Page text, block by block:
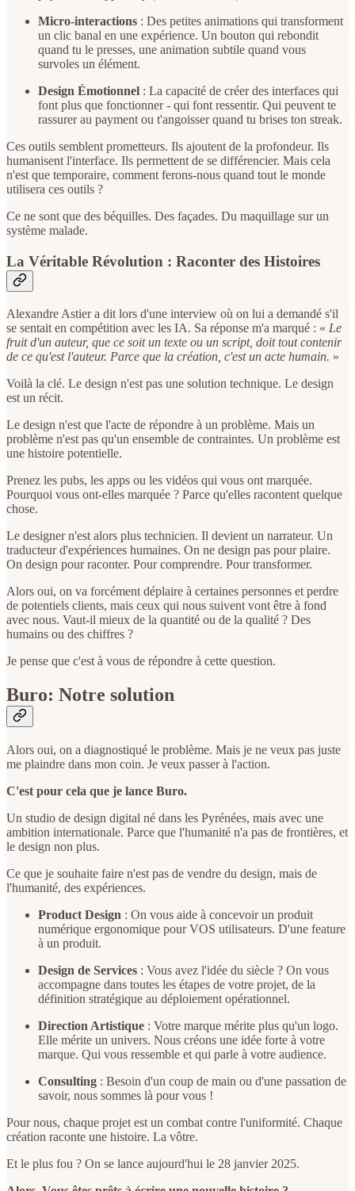
Micro-interactions : Des petites animations qui transforment
un clic banal en une expérience. Un bouton qui rebondit
quand tu le presses, une animation subtile quand vous
survoles un élément.
Design Émotionnel : La capacité de créer des interfaces qui
font plus que fonctionner - qui font ressentir. Qui peuvent te
rassurer au payment ou t'angoisser quand tu brises ton streak.
Ces outils semblent prometteurs. Ils ajoutent de la profondeur. Ils
humanisent l'interface. Ils permettent de se différencier. Mais cela
n'est que temporaire, comment ferons-nous quand tout le monde
utilisera ces outils ?
Ce ne sont que des béquilles. Des façades. Du maquillage sur un
système malade.
La Véritable Révolution : Raconter des Histoires
Alexandre Astier a dit lors d'une interview où on lui a demandé s'il
se sentait en compétition avec les IA. Sa réponse m'a marqué : « Le
fruit d'un auteur, que ce soit un texte ou un script, doit tout contenir
de ce qu'est l'auteur. Parce que la création, c'est un acte humain. »
Voilà la clé. Le design n'est pas une solution technique. Le design
est un récit.
Le design n'est que l'acte de répondre à un problème. Mais un
problème n'est pas qu'un ensemble de contraintes. Un problème est
une histoire potentielle.
Prenez les pubs, les apps ou les vidéos qui vous ont marquée.
Pourquoi vous ont-elles marquée ? Parce qu'elles racontent quelque
chose.
Le designer n'est alors plus technicien. Il devient un narrateur. Un
traducteur d'expériences humaines. On ne design pas pour plaire.
On design pour raconter. Pour comprendre. Pour transformer.
Alors oui, on va forcément déplaire à certaines personnes et perdre
de potentiels clients, mais ceux qui nous suivent vont être à fond
avec nous. Vaut-il mieux de la quantité ou de la qualité ? Des
humains ou des chiffres ?
Je pense que c'est à vous de répondre à cette question.
Buro: Notre solution
Alors oui, on a diagnostiqué le problème. Mais je ne veux pas juste
me plaindre dans mon coin. Je veux passer à l'action.
C'est pour cela que je lance Buro.
Un studio de design digital né dans les Pyrénées, mais avec une
ambition internationale. Parce que l'humanité n'a pas de frontières, et
le design non plus.
Ce que je souhaite faire n'est pas de vendre du design, mais de
l'humanité, des expériences.
Product Design : On vous aide à concevoir un produit
numérique ergonomique pour VOS utilisateurs. D'une feature
à un produit.
Design de Services : Vous avez l'idée du siècle ? On vous
accompagne dans toutes les étapes de votre projet, de la
définition stratégique au déploiement opérationnel.
Direction Artistique : Votre marque mérite plus qu'un logo.
Elle mérite un univers. Nous créons une idée forte à votre
marque. Qui vous ressemble et qui parle à votre audience.
Consulting : Besoin d'un coup de main ou d'une passation de
savoir, nous sommes là pour vous !
Pour nous, chaque projet est un combat contre l'uniformité. Chaque
création raconte une histoire. La vôtre.
Et le plus fou ? On se lance aujourd'hui le 28 janvier 2025.